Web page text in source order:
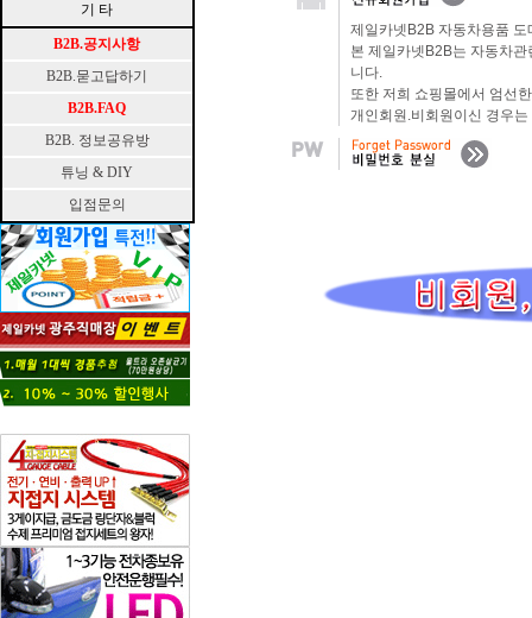
기 타
B2B.공지사항
B2B.묻고답하기
B2B.FAQ
B2B. 정보공유방
튜닝 & DIY
입점문의
제일카넷B2B 자동차용품
본 제일카넷B2B는 자동차
니다.
또한 저희 쇼핑몰에서 엄선
개인회원.비회원이신 경우